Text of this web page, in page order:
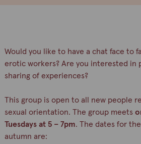
Would you like to have a chat face to
erotic workers? Are you interested in
sharing of experiences?
This group is open to all new people
sexual orientation. The group meets
Tuesdays at 5 – 7pm. The dates for
autumn are: